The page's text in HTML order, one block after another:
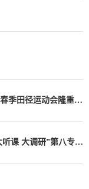
以运动之名，赴青春华章|我校2026年春季田径运动会隆重开幕
2026年度全省高校春季学期思政课“大听课 大调研”第八专家组莅临我校听课调研